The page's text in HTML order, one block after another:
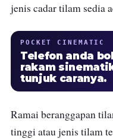
jenis cadar tilam sedia
POCKET CINEMATIC
Telefon anda
rakam
tunjuk caranya.
Ramai beranggapan
tinggi atau jenis tilam